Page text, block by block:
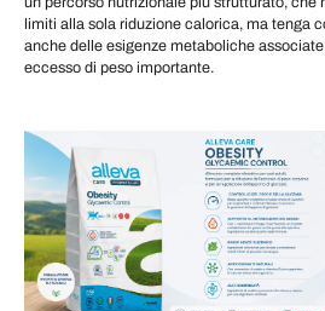
limiti alla sola riduzione calorica, ma tenga
anche delle esigenze metaboliche
eccesso di peso importante.